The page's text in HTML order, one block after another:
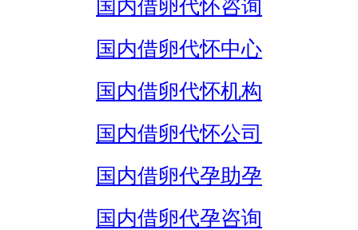
国内借卵代怀咨询
国内借卵代怀中心
国内借卵代怀机构
国内借卵代怀公司
国内借卵代孕助孕
国内借卵代孕咨询